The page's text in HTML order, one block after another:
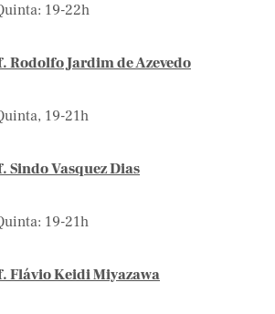
19-22h
Rodolfo Jardim de Azevedo
19-21h
Sindo Vasquez Dias
19-21h
Flávio Keidi Miyazawa